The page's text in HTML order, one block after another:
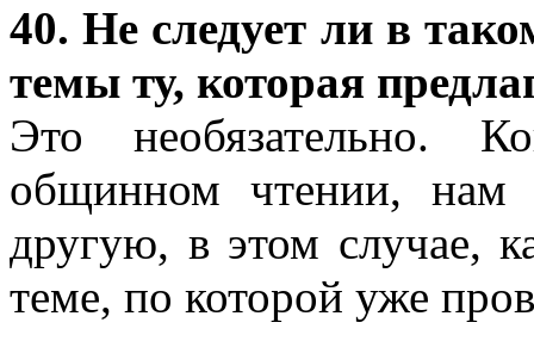
40. Не следует ли в
темы ту, которая
Это необязательно.
общинном чтении, нам
другую, в этом случае,
теме, по которой уже